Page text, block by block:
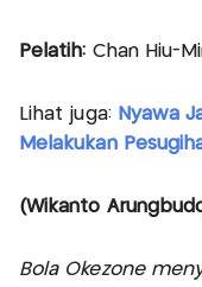
Pelatih: Chan Hiu-
Lihat juga: Nyawa
Melakukan
(Wikanto
Bola Okezone